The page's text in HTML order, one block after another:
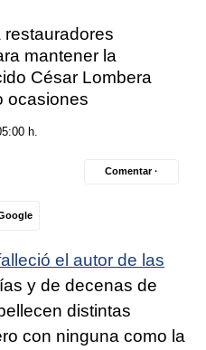
restauradores
mantener la
César Lombera
ocasiones
h.
Comentar ·
el autor de las
y de decenas de
distintas
con ninguna como la